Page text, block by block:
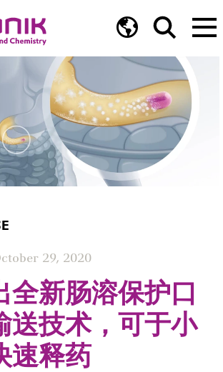
29, 2020
全新肠溶保护口
送技术，可于小
速释药